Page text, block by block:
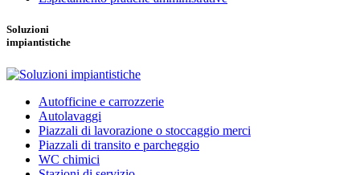
Soluzioni
impiantistiche
Autofficine e carrozzerie
Autolavaggi
Piazzali di lavorazione o stoccaggio merci
Piazzali di transito e parcheggio
WC chimici